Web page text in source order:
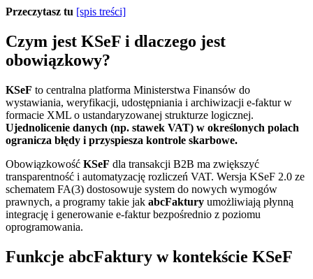
Przeczytasz tu [spis treści]
Czym jest KSeF i dlaczego jest
obowiązkowy?
KSeF to centralna platforma Ministerstwa Finansów do
wystawiania, weryfikacji, udostępniania i archiwizacji e-faktur w
formacie XML o ustandaryzowanej strukturze logicznej.
Ujednolicenie danych (np. stawek VAT) w określonych polach
ogranicza błędy i przyspiesza kontrole skarbowe.
Obowiązkowość KSeF dla transakcji B2B ma zwiększyć
transparentność i automatyzację rozliczeń VAT. Wersja KSeF 2.0 ze
schematem FA(3) dostosowuje system do nowych wymogów
prawnych, a programy takie jak abcFaktury umożliwiają płynną
integrację i generowanie e-faktur bezpośrednio z poziomu
oprogramowania.
Funkcje abcFaktury w kontekście KSeF